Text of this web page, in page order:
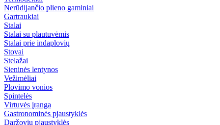
Nerūdijančio plieno gaminiai
Gartraukiai
Stalai
Stalai su plautuvėmis
Stalai prie indaplovių
Stovai
Stelažai
Sieninės lentynos
Vežimėliai
Plovimo vonios
Spintelės
Virtuvės įranga
Gastronominės pjaustyklės
Daržovių pjaustyklės